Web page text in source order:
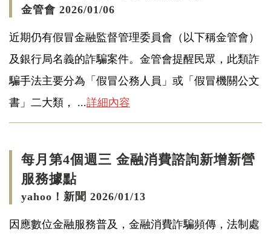
金管會 2026/01/06
近期仍有假冒金融監督管理委員會（以下稱金管會）
及銀行局名義的詐騙案件。金管會提醒民眾，此類詐
騙手法主要分為「假冒公務人員」或「假冒機關公文
書」二大類， ...詳細內容
每月第4個週三 金融消費諮詢新增新營
服務據點
yahoo！新聞 2026/01/13
因應數位金融服務普及，金融消費詐騙頻傳，法制處